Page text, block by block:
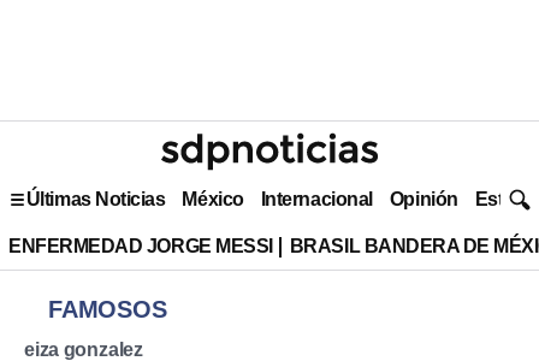
Últimas Noticias México Internacional Opinión Estilo
ENFERMEDAD JORGE MESSI BRASIL BANDERA DE
FAMOSOS
eiza gonzalez